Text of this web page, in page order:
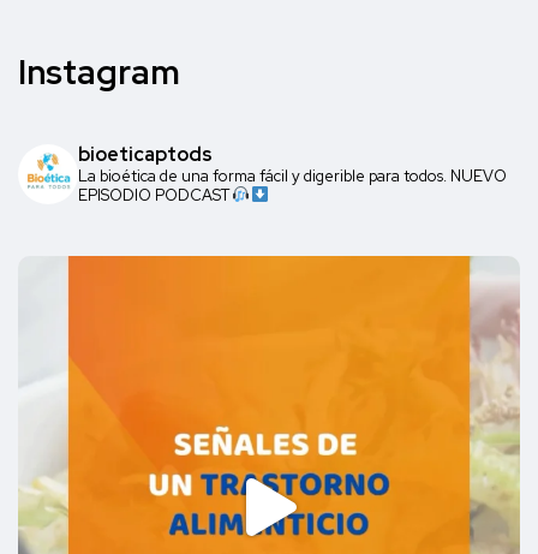
Instagram
bioeticaptods
La bioética de una forma fácil y digerible para todos. NUEVO
EPISODIO PODCAST